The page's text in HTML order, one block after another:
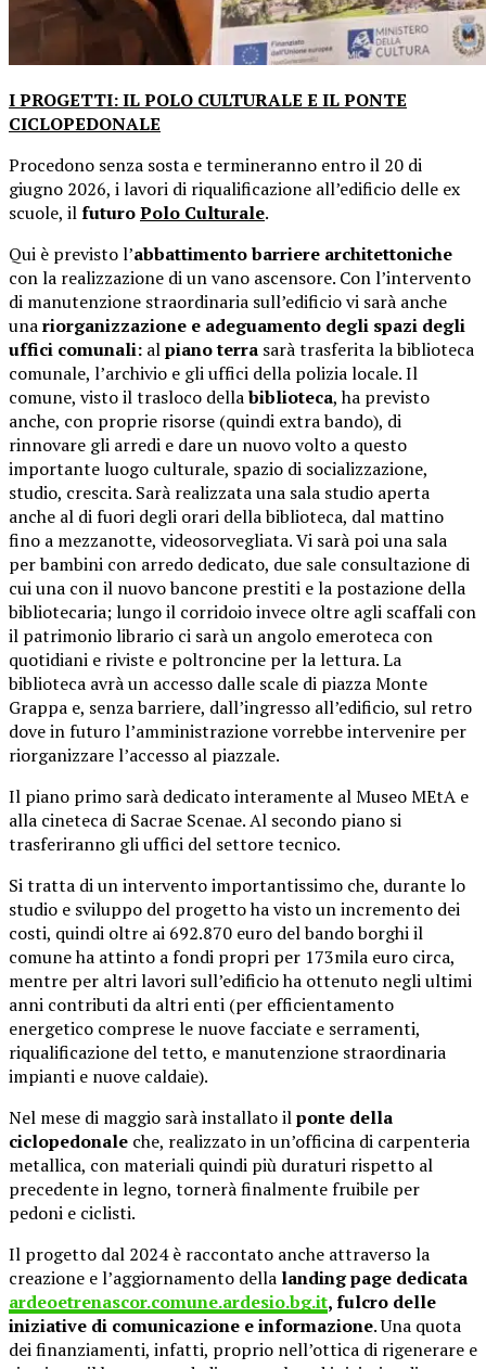
I PROGETTI: IL POLO CULTURALE E IL PONTE
CICLOPEDONALE
Procedono senza sosta e termineranno entro il 20 di
giugno 2026, i lavori di riqualificazione all’edificio delle ex
scuole, ilfuturoPolo Culturale.
Qui è previsto l’abbattimento barriere architettoniche
con la realizzazione di un vano ascensore. Con l’intervento
di manutenzione straordinaria sull’edificio vi sarà anche
unariorganizzazione e adeguamento degli spazi degli
uffici comunali: alpiano terra sarà trasferita la biblioteca
comunale, l’archivio e gli uffici della polizia locale. Il
comune, visto il trasloco dellabiblioteca, ha previsto
anche, con proprie risorse (quindi extra bando), di
rinnovare gli arredi e dare un nuovo volto a questo
importante luogo culturale, spazio di socializzazione,
studio, crescita. Sarà realizzata una sala studio aperta
anche al di fuori degli orari della biblioteca, dal mattino
fino a mezzanotte, videosorvegliata. Vi sarà poi una sala
per bambini con arredo dedicato, due sale consultazione di
cui una con il nuovo bancone prestiti e la postazione della
bibliotecaria; lungo il corridoio invece oltre agli scaffali con
il patrimonio librario ci sarà un angolo emeroteca con
quotidiani e riviste e poltroncine per la lettura. La
biblioteca avrà un accesso dalle scale di piazza Monte
Grappa e, senza barriere, dall’ingresso all’edificio, sul retro
dove in futuro l’amministrazione vorrebbe intervenire per
riorganizzare l’accesso al piazzale.
Il piano primo sarà dedicato interamente al Museo MEtA e
alla cineteca di Sacrae Scenae. Al secondo piano si
trasferiranno gli uffici del settore tecnico.
Si tratta di un intervento importantissimo che, durante lo
studio e sviluppo del progetto ha visto un incremento dei
costi, quindi oltre ai 692.870 euro del bando borghi il
comune ha attinto a fondi propri per 173mila euro circa,
mentre per altri lavori sull’edificio ha ottenuto negli ultimi
anni contributi da altri enti (per efficientamento
energetico comprese le nuove facciate e serramenti,
riqualificazione del tetto, e manutenzione straordinaria
impianti e nuove caldaie).
Nel mese di maggio sarà installato ilponte della
ciclopedonale che, realizzato in un’officina di carpenteria
metallica, con materiali quindi più duraturi rispetto al
precedente in legno, tornerà finalmente fruibile per
pedoni e ciclisti.
Il progetto dal 2024 è raccontato anche attraverso la
creazione e l’aggiornamento della landing page dedicata
ardeoetrenascor.comune.ardesio.bg.it,fulcro delle
iniziative di comunicazione e informazione.Una quota
dei finanziamenti, infatti, proprio nell’ottica di rigenerare e